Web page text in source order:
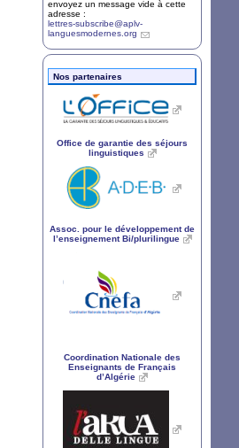
envoyez un message vide à cette
adresse :
lettres-subscribe@aplv-
languesmodernes.org
Nos partenaires
Office de garantie des séjours
linguistiques
Assoc. pour le développement de
l’enseignement Bi/plurilingue
Coordination Nationale des
Enseignants de Français
d’Algérie